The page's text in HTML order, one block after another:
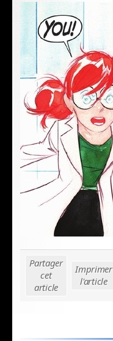
Partager
cet
article
Imprimer
l'article